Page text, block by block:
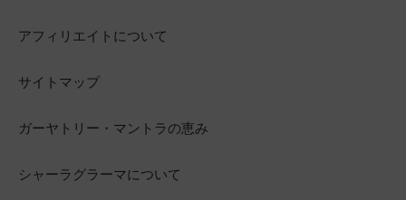
アフィリエイトについて
サイトマップ
ガーヤトリー・マントラの恵み
シャーラグラーマについて